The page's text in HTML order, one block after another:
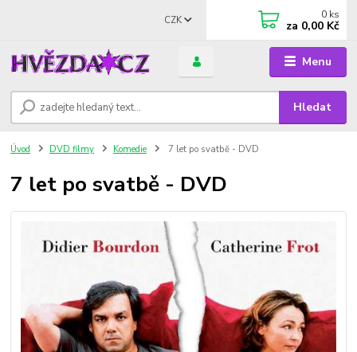
Menu
CZK
Hledat
0 ks
za 0,00 Kč
Úvod DVD filmy Komedie 7 let po svatbě - DVD
7 let po svatbě - DVD